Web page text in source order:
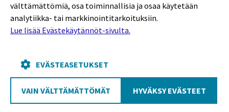
Evästekäytännöt
Poutapilvi web design
välttämättömiä, osa toiminnallisia ja osaa käytetään
analytiikka- tai markkinointitarkoituksiin.
Lue lisää Evästekäytännöt-sivulta.
EVÄSTEASETUKSET
VAIN VÄLTTÄMÄTTÖMÄT HYVÄKSY EVÄSTEET